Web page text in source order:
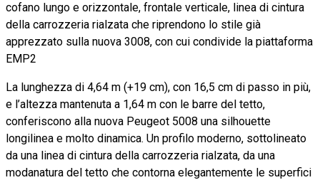
cofano lungo e orizzontale, frontale verticale, linea di cintura
della carrozzeria rialzata che riprendono lo stile già
apprezzato sulla nuova 3008, con cui condivide la piattaforma
EMP2
La lunghezza di 4,64 m (+19 cm), con 16,5 cm di passo in più,
e l’altezza mantenuta a 1,64 m con le barre del tetto,
conferiscono alla nuova Peugeot 5008 una silhouette
longilinea e molto dinamica. Un profilo moderno, sottolineato
da una linea di cintura della carrozzeria rialzata, da una
modanatura del tetto che contorna elegantemente le superfici